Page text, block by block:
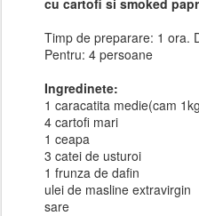
Timp de preparare: 1 ora.
Pentru: 4 persoane
Ingredinete:
1 caracatita medie(cam
4 cartofi mari
1 ceapa
3 catei de usturoi
1 frunza de dafin
ulei de masline extravirgin
sare